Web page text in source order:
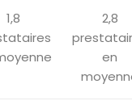
1,8
2,8
en